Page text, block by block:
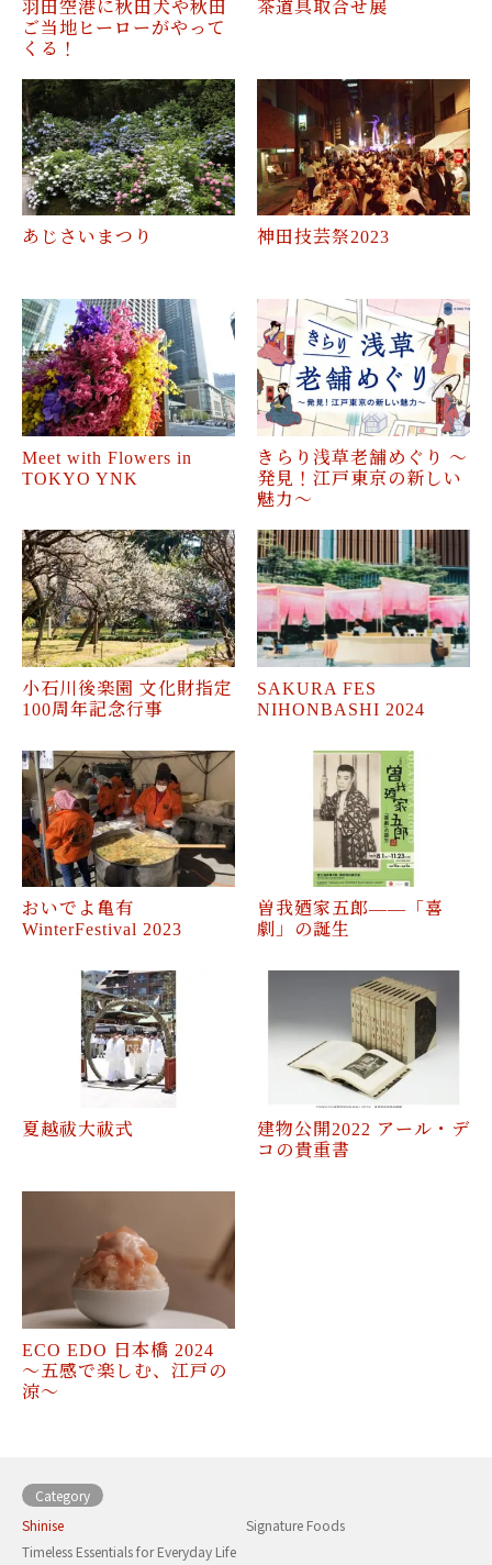
羽田空港に秋田犬や秋田
ご当地ヒーローがやって
くる！
茶道具取合せ展
あじさいまつり 神田技芸祭2023
Meet with Flowers in
TOKYO YNK
きらり浅草老舗めぐり ～
発見！江戸東京の新しい
魅力～
小石川後楽園 文化財指定
100周年記念行事
SAKURA FES
NIHONBASHI 2024
おいでよ⻲有
WinterFestival 2023
曽我廼家五郎――「喜
劇」の誕生
夏越祓大祓式
建物公開2022 アール・デ
コの貴重書
ECO EDO 日本橋 2024
～五感で楽しむ、江戸の
涼～
Category
Shinise
Signature Foods
Timeless Essentials for Everyday Life